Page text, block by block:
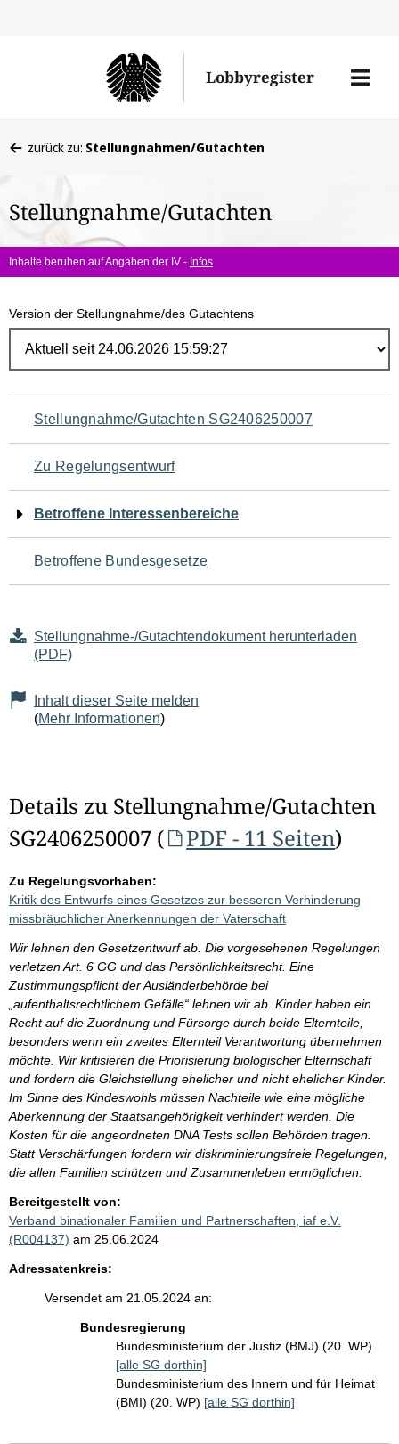
Lobbyregister
Menü
befinden
hier:
zurück zu: Stellungnahmen/Gutachten
Stellungnahme/Gutachten
Inhalte beruhen auf Angaben der IV - Infos
Version der Stellungnahme/des Gutachtens
Navigation
für
den
Seiteninhalt
Stellungnahme/Gutachten SG2406250007
Zu Regelungsentwurf
Betroffene Interessenbereiche
Betroffene Bundesgesetze
Stellungnahme-/Gutachtendokument herunterladen
(PDF)
Inhalt dieser Seite melden
(Mehr Informationen)
Details zu Stellungnahme/Gutachten
SG2406250007 (
PDF - 11 Seiten)
Zu Regelungsvorhaben:
Kritik des Entwurfs eines Gesetzes zur besseren Verhinderung
missbräuchlicher Anerkennungen der Vaterschaft
Wir lehnen den Gesetzentwurf ab. Die vorgesehenen Regelungen
verletzen Art. 6 GG und das Persönlichkeitsrecht. Eine
Zustimmungspflicht der Ausländerbehörde bei
„aufenthaltsrechtlichem Gefälle“ lehnen wir ab. Kinder haben ein
Recht auf die Zuordnung und Fürsorge durch beide Elternteile,
besonders wenn ein zweites Elternteil Verantwortung übernehmen
möchte. Wir kritisieren die Priorisierung biologischer Elternschaft
und fordern die Gleichstellung ehelicher und nicht ehelicher Kinder.
Im Sinne des Kindeswohls müssen Nachteile wie eine mögliche
Aberkennung der Staatsangehörigkeit verhindert werden. Die
Kosten für die angeordneten DNA Tests sollen Behörden tragen.
Statt Verschärfungen fordern wir diskriminierungsfreie Regelungen,
die allen Familien schützen und Zusammenleben ermöglichen.
Bereitgestellt von:
Verband binationaler Familien und Partnerschaften, iaf e.V.
(R004137) am 25.06.2024
Adressatenkreis:
Versendet am 21.05.2024 an:
Bundesregierung
Bundesministerium der Justiz (BMJ) (20. WP)
[alle SG dorthin]
Bundesministerium des Innern und für Heimat
(BMI) (20. WP) [alle SG dorthin]